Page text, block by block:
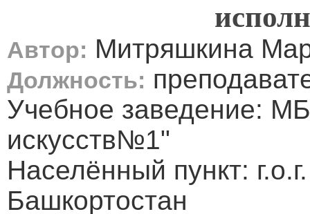
Автор: Митряшкина
Должность:
Учебное заведение:
искусств№1"
Населённый пункт:
Башкортостан